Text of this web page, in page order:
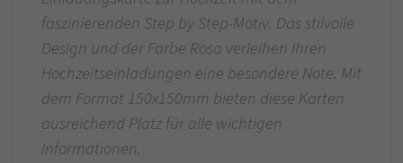
faszinierenden Step by Step-Motiv. Das stilvolle
Design und der Farbe Rosa verleihen Ihren
Hochzeitseinladungen eine besondere Note. Mit
dem Format 150x150mm bieten diese Karten
ausreichend Platz für alle wichtigen
Informationen.